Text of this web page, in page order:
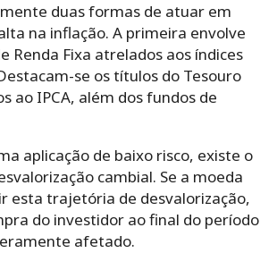
duas formas de atuar em
na inflação. A primeira envolve
Renda Fixa atrelados aos índices
se os títulos do Tesouro
ao IPCA, além dos fundos de
aplicação de baixo risco, existe o
cambial. Se a moeda
esta trajetória de desvalorização,
do investidor ao final do período
afetado.